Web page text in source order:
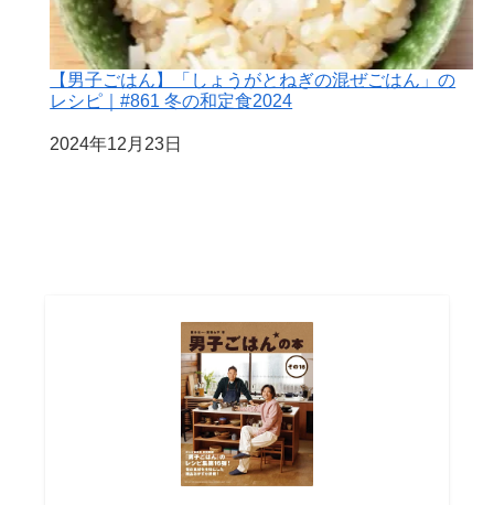
【男子ごはん】「しょうがとねぎの混ぜごはん」の
レシピ｜#861 冬の和定食2024
日付
2024年12月23日